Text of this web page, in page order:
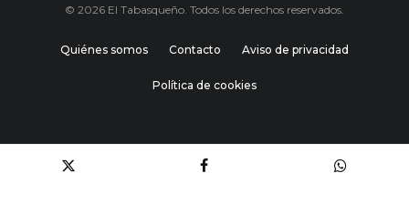
© 2026 El Tabasqueño. Todos los derechos reservados.
Quiénes somos Contacto Aviso de privacidad
Política de cookies